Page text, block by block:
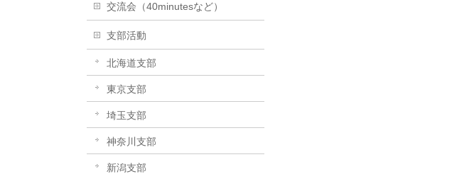
交流会（40minutesなど）
支部活動
北海道支部
東京支部
埼玉支部
神奈川支部
新潟支部